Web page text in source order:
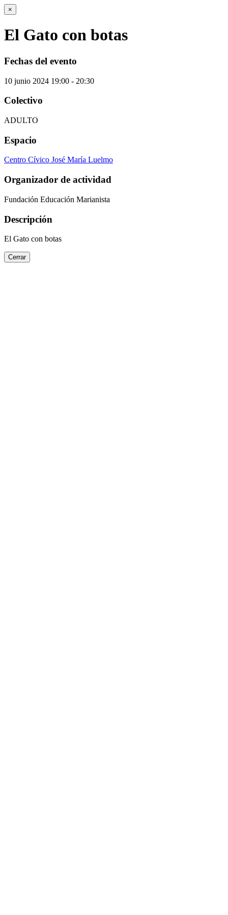
×
El Gato con botas
Fechas del evento
10 junio 2024 19:00 - 20:30
Colectivo
ADULTO
Espacio
Centro Cívico José María Luelmo
Organizador de actividad
Fundación Educación Marianista
Descripción
El Gato con botas
Cerrar